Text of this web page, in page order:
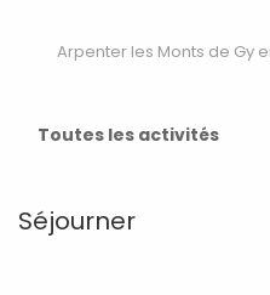
Arpenter les Monts de Gy
Toutes les activités
Séjourner